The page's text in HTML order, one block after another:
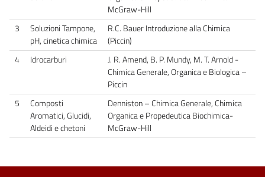
McGraw-Hill
3
Soluzioni Tampone,
pH, cinetica chimica
R.C. Bauer Introduzione alla Chimica
(Piccin)
4
Idrocarburi
J. R. Amend, B. P. Mundy, M. T. Arnold -
Chimica Generale, Organica e Biologica –
Piccin
5
Composti
Aromatici, Glucidi,
Aldeidi e chetoni
Denniston – Chimica Generale, Chimica
Organica e Propedeutica Biochimica-
McGraw-Hill